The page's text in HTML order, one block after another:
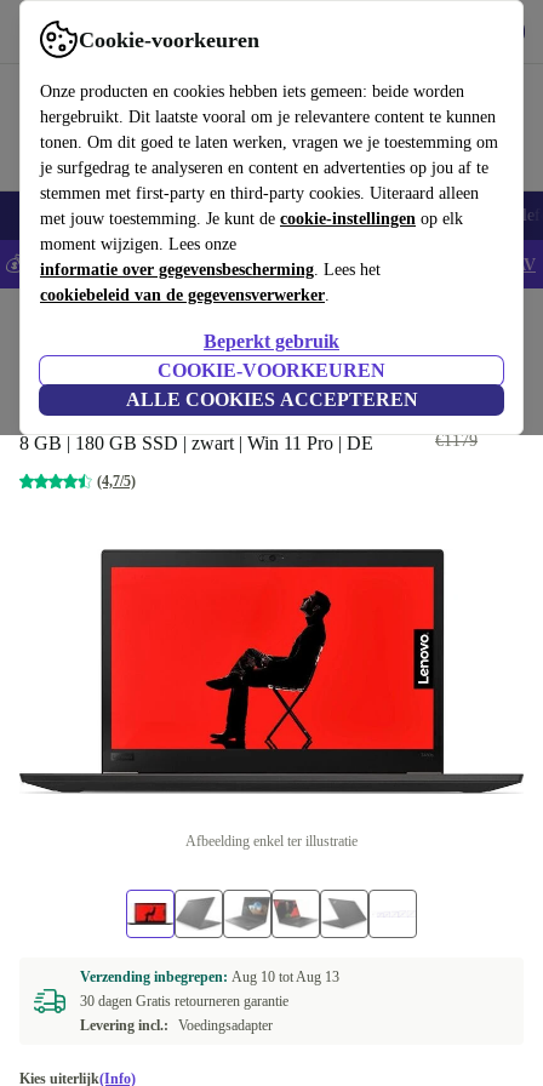
Cookie-voorkeuren
Onze producten en cookies hebben iets gemeen: beide worden
hergebruikt. Dit laatste vooral om je relevantere content te kunnen
tonen. Om dit goed te laten werken, vragen we je toestemming om
je surfgedrag te analyseren en content en advertenties op jou af te
stemmen met first-party en third-party cookies. Uiteraard alleen
met jouw toestemming. Je kunt de cookie-instellingen op elk
moment wijzigen. Lees onze
informatie over gegevensbescherming. Lees het
cookiebeleid van de gegevensverwerker.
Beperkt gebruik
COOKIE-VOORKEUREN
ALLE COOKIES ACCEPTEREN
Gebruik refurbed snel en eenvoudig
Smartphones Laptops Tablets Smartwatches Accessoires
💰Bespaar 5% EXTRA op alle iPhones - Code: IPHONEDEAL - AV
Lenovo ThinkPad T480s | i5-
8250U | 14"
8 GB | 180 GB SSD | zwart | Win 11 Pro | DE
(4,7/5)
€269,86
€1179
Afbeelding enkel ter illustratie
Verzending inbegrepen: Aug 10 totAug 13
30 dagen Gratis retourneren garantie
Levering incl.:
Voedingsadapter
Kies uiterlijk(Info)